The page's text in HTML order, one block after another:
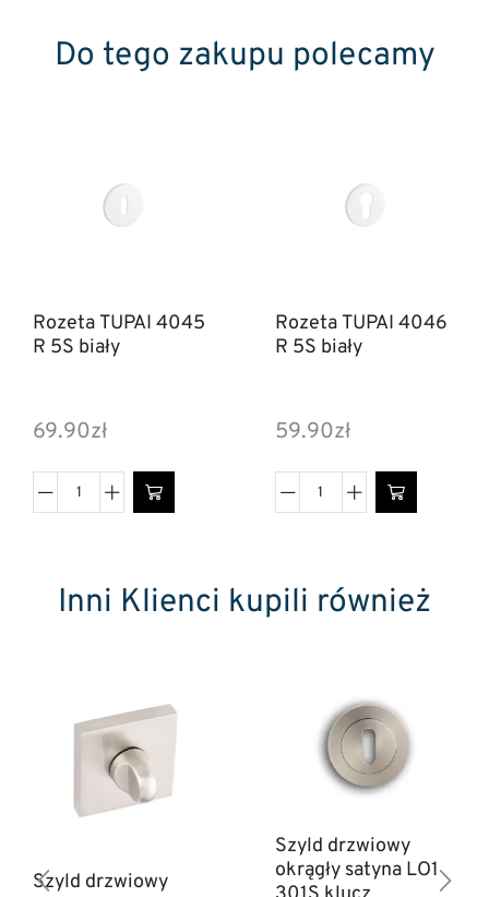
Do tego zakupu polecamy
Rozeta TUPAI 4045
R 5S biały
69.90zł
Rozeta TUPAI 4046
R 5S biały
59.90zł
Inni Klienci kupili również
Szyld drzwiowy
Szyld drzwiowy
okrągły satyna LO1